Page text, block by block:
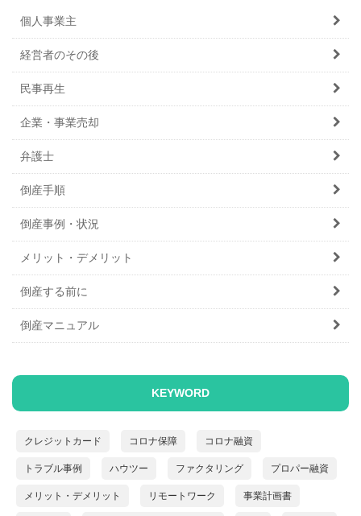
個人事業主
経営者のその後
民事再生
企業・事業売却
弁護士
倒産手順
倒産事例・状況
メリット・デメリット
倒産する前に
倒産マニュアル
KEYWORD
クレジットカード コロナ保障 コロナ融資
トラブル事例 ハウツー ファクタリング プロパー融資
メリット・デメリット リモートワーク 事業計画書